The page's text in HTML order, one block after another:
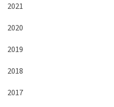
2021
2020
2019
2018
2017